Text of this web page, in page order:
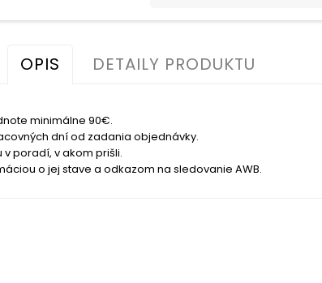
OPIS DETAILY PRODUKTU
minimálne 90€.
dní od zadania objednávky.
poradí, v akom prišli.
o jej stave a odkazom na sledovanie AWB.